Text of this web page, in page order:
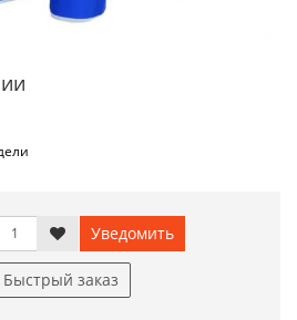
Уведомить
Быстрый заказ